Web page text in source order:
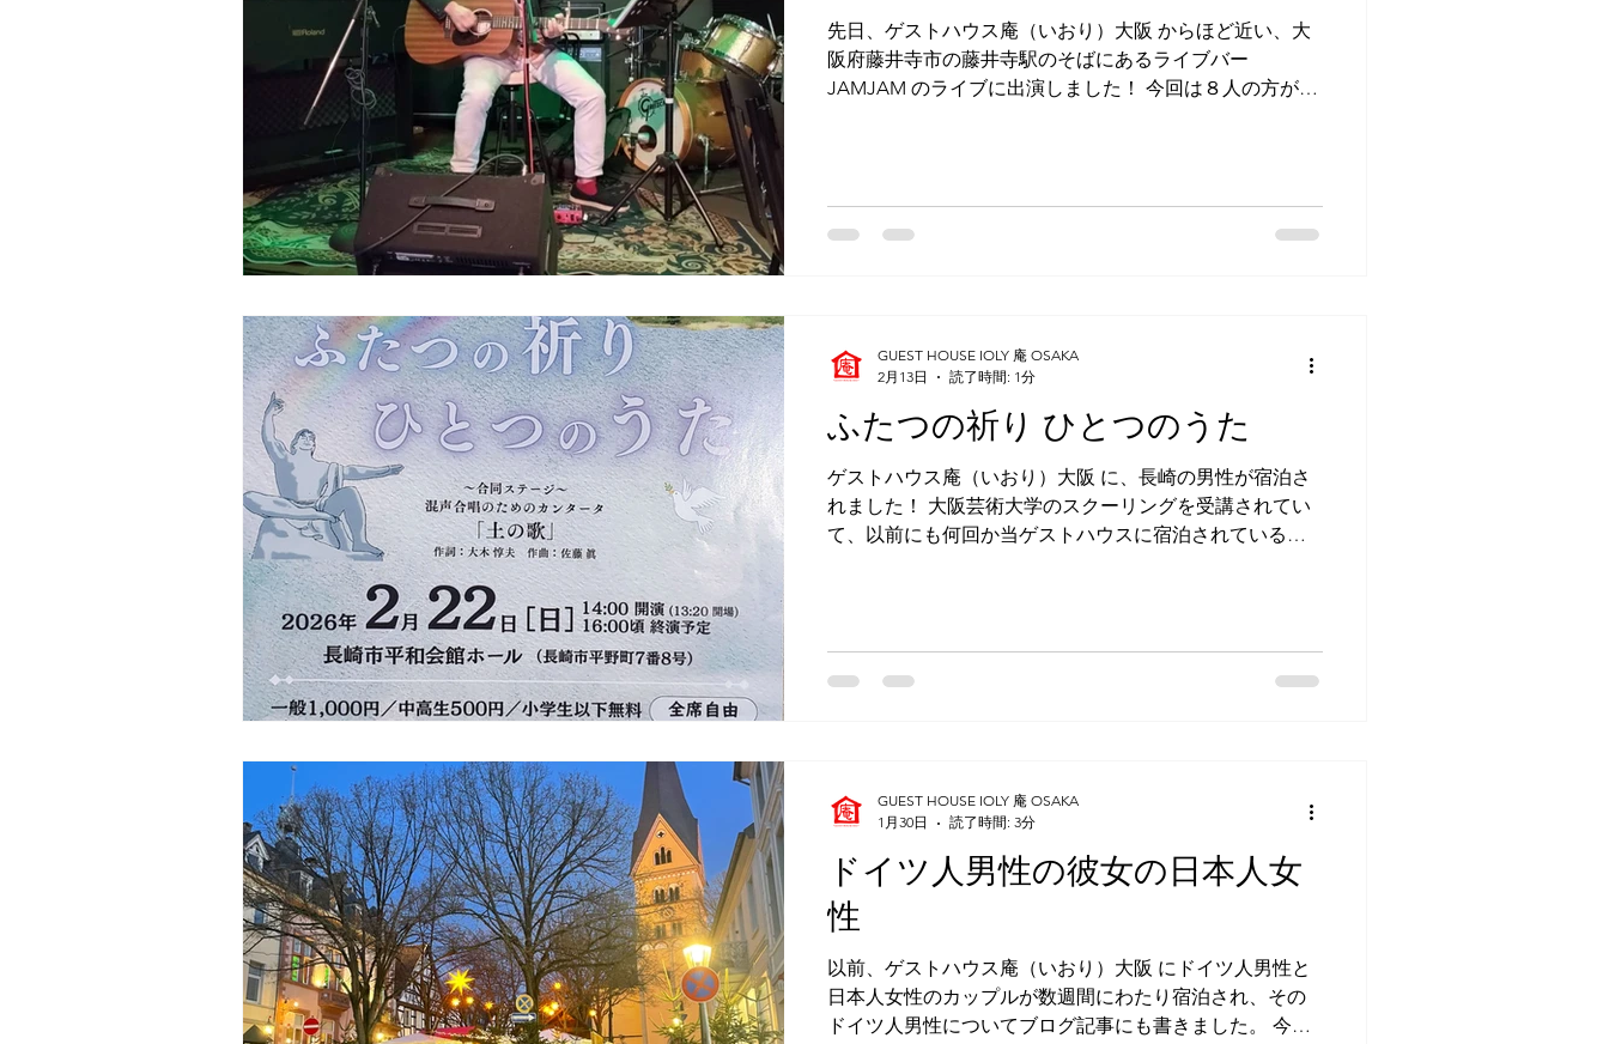
「隠れキリシタンの教会がありますか？」と尋ねると、
「よくご存じですね！」と言ってくださいながら、しか
し、宇久島は五島列島にありながら隠れキリシタンがい
なかったし、教会もないそうです。...
先日、ゲストハウス庵（いおり）大阪 からほど近い、大
阪府藤井寺市の藤井寺駅のそばにあるライブバー
JAMJAM のライブに出演しました！ 今回は８人の方が出
にも同じJAMJAMでのライブに出演されていた女性で、
その時はブルーハーツの曲をウクレレの弾き語りで歌っ
「青くなって しりごみなさい にげなさい かくれな
さい」 と歌うその言葉は、まさに今の世界情勢にピッタ
リでした…。 この曲が発表されたのは1971年のことです
が、現在の社会にもそのまま通じるメッセージですね。
また、今年の１月、去年の11月と私が出演したときにも
出演されていた別の男性は、毎回かぐや姫の曲をレパー
トリーとされていて、今回も出演されていたのでまたか
ぐや姫の曲ばかりをされるのかと
ふたつの祈り ひとつのうた
ゲストハウス庵（いおり）大阪 に、長崎の男性が宿泊さ
れました！ 大阪芸術大学のスクーリングを受講されてい
て、以前にも何回か当ゲストハウスに宿泊されている方
くださり、当館に以前宿泊されたときにお話しされたこ
とを思い出しました。 というのも、大阪芸術大学では音
唱団とも交流があるそうで、前回は広島で公演、今回は
長崎で公演されるとのこと。今回の公演のための合同練
習をまず長崎で一回、そしてこれから広島で一回行う、
という段取りだそうです。 2月22日の日曜日、長崎市平和
会館ホールにて。 ぜひどうぞ！！
GUEST HOUSE IOLY 庵 OSAKA
2月13日
読了時間: 1分
ドイツ人男性の彼女の日本人女
性
以前、ゲストハウス庵（いおり）大阪 にドイツ人男性と
日本人女性のカップルが数週間にわたり宿泊され、その
ドイツ人男性についてブログ記事にも書きました。 今回
GUEST HOUSE IOLY 庵 OSAKA
1月30日
読了時間: 3分